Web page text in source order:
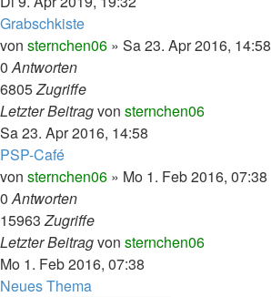
Grabschkiste
von sternchen06 » Sa 23. Apr 2016, 14:58
0Antworten
6805Zugriffe
Letzter Beitragvon sternchen06
Sa 23. Apr 2016, 14:58
PSP-Café
von sternchen06 » Mo 1. Feb 2016, 07:38
0Antworten
15963Zugriffe
Letzter Beitragvon sternchen06
Mo 1. Feb 2016, 07:38
Neues Thema